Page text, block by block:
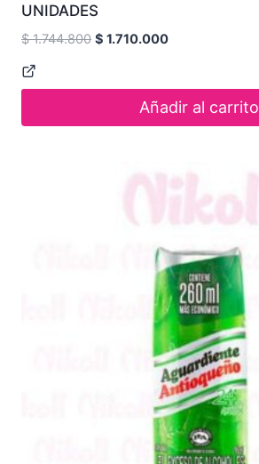
UNIDADES
$1.744.800 $ 1.710.000
Añadir al carrito